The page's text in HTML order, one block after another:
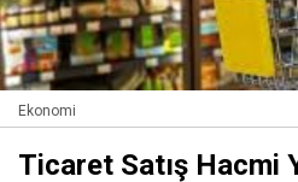
Ekonomi
Ticaret Satış Hacmi